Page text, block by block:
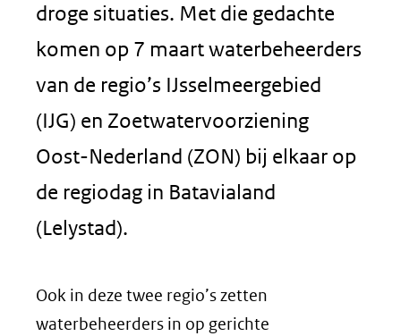
droge situaties. Met die gedachte
komen op 7 maart waterbeheerders
van de regio’s IJsselmeergebied
(IJG) en Zoetwatervoorziening
Oost-Nederland (ZON) bij elkaar op
de regiodag in Batavialand
(Lelystad).
Ook in deze twee regio’s zetten
waterbeheerders in op gerichte